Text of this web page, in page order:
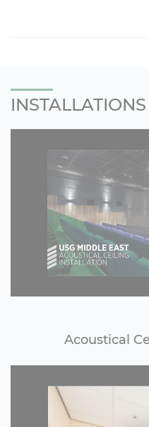
INSTALLATIONS
Acoustical